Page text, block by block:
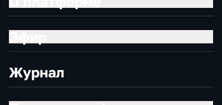
Журнал